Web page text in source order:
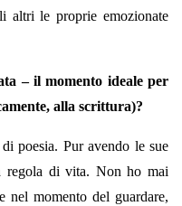
altri le proprie emozionate
– il momento ideale per
alla scrittura)?
poesia. Pur avendo le sue
regola di vita. Non ho mai
nel momento del guardare,